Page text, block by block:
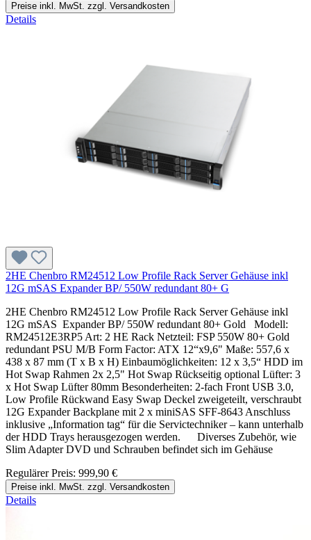
Preise inkl. MwSt. zzgl. Versandkosten
Details
2HE Chenbro RM24512 Low Profile Rack Server Gehäuse inkl
12G mSAS Expander BP/ 550W redundant 80+ G
2HE Chenbro RM24512 Low Profile Rack Server Gehäuse inkl
12G mSAS Expander BP/ 550W redundant 80+ Gold Modell:
RM24512E3RP5 Art: 2 HE Rack Netzteil: FSP 550W 80+ Gold
redundant PSU M/B Form Factor: ATX 12“x9,6" Maße: 557,6 x
438 x 87 mm (T x B x H) Einbaumöglichkeiten: 12 x 3,5“ HDD im
Hot Swap Rahmen 2x 2,5" Hot Swap Rückseitig optional Lüfter: 3
x Hot Swap Lüfter 80mm Besonderheiten: 2-fach Front USB 3.0,
Low Profile Rückwand Easy Swap Deckel zweigeteilt, verschraubt
12G Expander Backplane mit 2 x miniSAS SFF-8643 Anschluss
inklusive „Information tag“ für die Servictechniker – kann unterhalb
der HDD Trays herausgezogen werden. Diverses Zubehör, wie
Slim Adapter DVD und Schrauben befindet sich im Gehäuse
Regulärer Preis: 999,90 €
Preise inkl. MwSt. zzgl. Versandkosten
Details